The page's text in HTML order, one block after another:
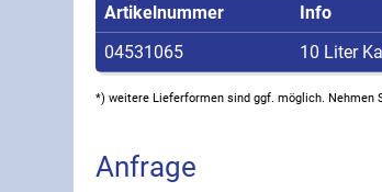
Artikelnummer
Info
04531065
10 Liter
*) weitere Lieferformen sind ggf. möglich. Nehmen
Anfrage